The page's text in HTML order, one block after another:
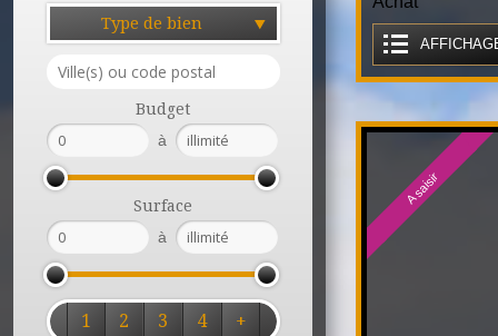
Type de bien
Budget
à
Surface
à
1 2 3 4 +
A saisir